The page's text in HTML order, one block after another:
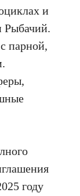
и
Рыбачий.
парной,
году